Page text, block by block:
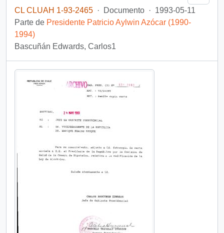
CL CLUAH 1-93-2465 · Documento · 1993-05-11
Parte de Presidente Patricio Aylwin Azócar (1990-
1994)
Bascuñán Edwards, Carlos1